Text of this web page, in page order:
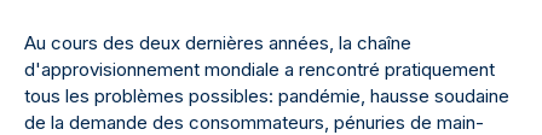
Au cours des deux dernières années, la chaîne
d'approvisionnement mondiale a rencontré pratiquement
tous les problèmes possibles: pandémie, hausse soudaine
de la demande des consommateurs, pénuries de main-